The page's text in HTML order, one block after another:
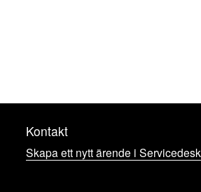
Kontakt
Skapa ett nytt ärende i Servicedesk